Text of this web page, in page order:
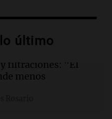
de funciones
la industria de defensa
de armas
último
filtraciones: "El
menos